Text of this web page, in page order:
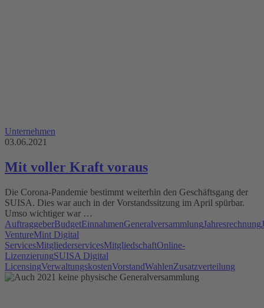
Unternehmen
03.06.2021
Mit voller Kraft voraus
Die Corona-Pandemie bestimmt weiterhin den Geschäftsgang der
SUISA. Dies war auch in der Vorstandssitzung im April spürbar.
Umso wichtiger war …
AuftraggeberBudgetEinnahmenGeneralversammlungJahresrechnung
VentureMint Digital
ServicesMitgliederservicesMitgliedschaftOnline-
LizenzierungSUISA Digital
LicensingVerwaltungskostenVorstandWahlenZusatzverteilung